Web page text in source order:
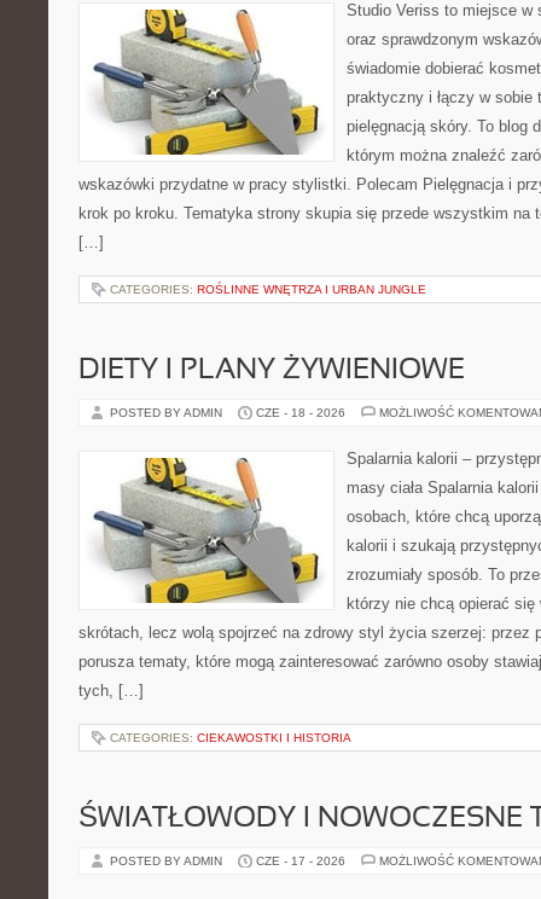
Studio Veriss to miejsce w
oraz sprawdzonym
świadomie dobierać
praktyczny i łączy w sobie
pielęgnacją skóry. To blog
którym można znaleźć
wskazówki przydatne w pracy stylistki. Polecam Pielęgnacja i
krok po kroku. Tematyka strony skupia się przede wszystkim na
[…]
CATEGORIES: ROŚLINNE WNĘTRZA I URBAN JUNGLE
DIETY I PLANY ŻYWIENIOWE
POSTED BY ADMIN CZE - 18 - 2026 MOŻLIWOŚĆ
Spalarnia kalorii –
masy ciała Spalarnia
osobach, które chcą
kalorii i szukają
zrozumiały sposób. To
którzy nie chcą opierać się
skrótach, lecz wolą spojrzeć na zdrowy styl życia szerzej: przez
porusza tematy, które mogą zainteresować zarówno osoby
tych, […]
CATEGORIES: CIEKAWOSTKI I HISTORIA
ŚWIATŁOWODY I NOWOCZESNE
POSTED BY ADMIN CZE - 17 - 2026 MOŻLIWOŚĆ